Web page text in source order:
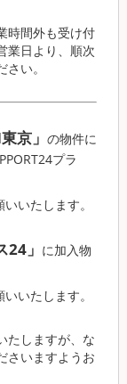
時間外も受け付
業日より、順次
い。
京」 の物件に
プラ
いたします。
24」 に加入物
いたします。
たしますが、な
さいますようお